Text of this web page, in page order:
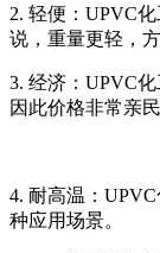
2. 轻便：UPVC
说，重量更轻，方
3. 经济：UPVC
因此价格非常亲民
4. 耐高温：
种应用场景。